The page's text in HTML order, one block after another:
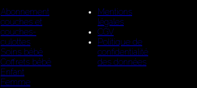
Abonnement
couches et
couches-
culottes
Soins bébé
Coffrets bébé
Enfant
Femme
Mentions
légales
CGV
Politique de
confidentialité
des données